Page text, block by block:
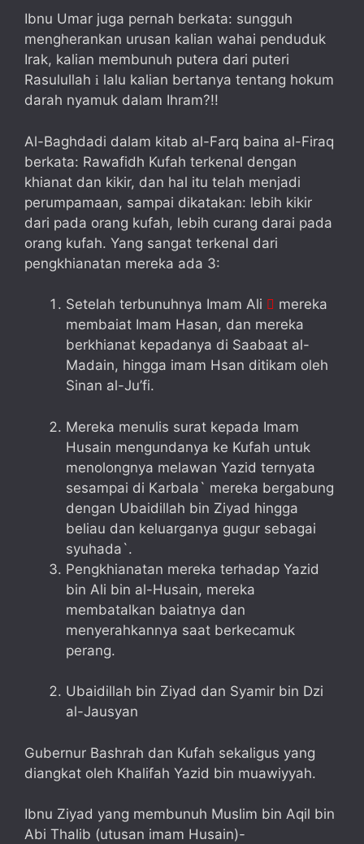
Ibnu Umar juga pernah berkata: sungguh
mengherankan urusan kalian wahai penduduk
Irak, kalian membunuh putera dari puteri
Rasulullah i lalu kalian bertanya tentang hokum
darah nyamuk dalam Ihram?!!
Al-Baghdadi dalam kitab al-Farq baina al-Firaq
berkata: Rawafidh Kufah terkenal dengan
khianat dan kikir, dan hal itu telah menjadi
perumpamaan, sampai dikatakan: lebih kikir
dari pada orang kufah, lebih curang darai pada
orang kufah. Yang sangat terkenal dari
pengkhianatan mereka ada 3:
Setelah terbunuhnya Imam Ali  mereka
membaiat Imam Hasan, dan mereka
berkhianat kepadanya di Saabaat al-
Madain, hingga imam Hsan ditikam oleh
Sinan al-Ju’fi.
Mereka menulis surat kepada Imam
Husain mengundanya ke Kufah untuk
menolongnya melawan Yazid ternyata
sesampai di Karbala` mereka bergabung
dengan Ubaidillah bin Ziyad hingga
beliau dan keluarganya gugur sebagai
syuhada`.
Pengkhianatan mereka terhadap Yazid
bin Ali bin al-Husain, mereka
membatalkan baiatnya dan
menyerahkannya saat berkecamuk
perang.
Ubaidillah bin Ziyad dan Syamir bin Dzi
al-Jausyan
Gubernur Bashrah dan Kufah sekaligus yang
diangkat oleh Khalifah Yazid bin muawiyyah.
Ibnu Ziyad yang membunuh Muslim bin Aqil bin
Abi Thalib (utusan imam Husain)-